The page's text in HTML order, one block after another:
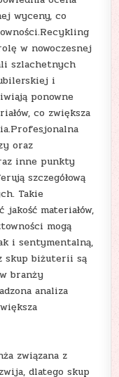
wyceny, co
w nowoczesnej
szlachetnych
i
ponowne
co zwiększa
oraz
inne punkty
szczegółową
Takie
materiałów,
mogą
i sentymentalną,
skup biżuterii są
branży
analiza
związana z
dlatego skup